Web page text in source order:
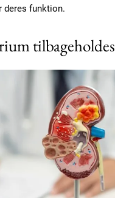
deres funktion.
tilbageholdes